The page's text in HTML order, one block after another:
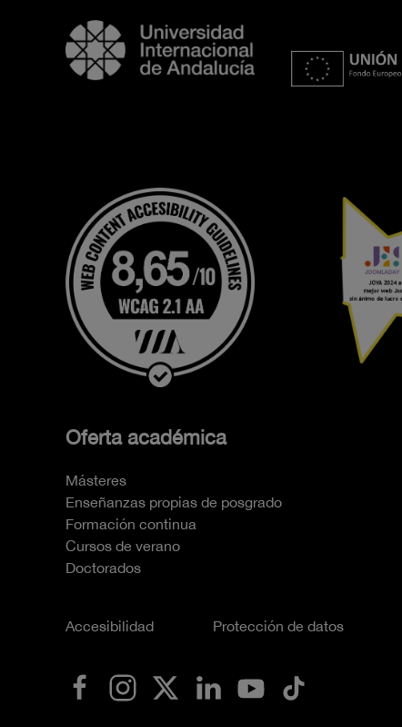
Oferta académica
Másteres
Enseñanzas propias de posgrado
Formación continua
Cursos de verano
Doctorados
Accesibilidad Protección de datos